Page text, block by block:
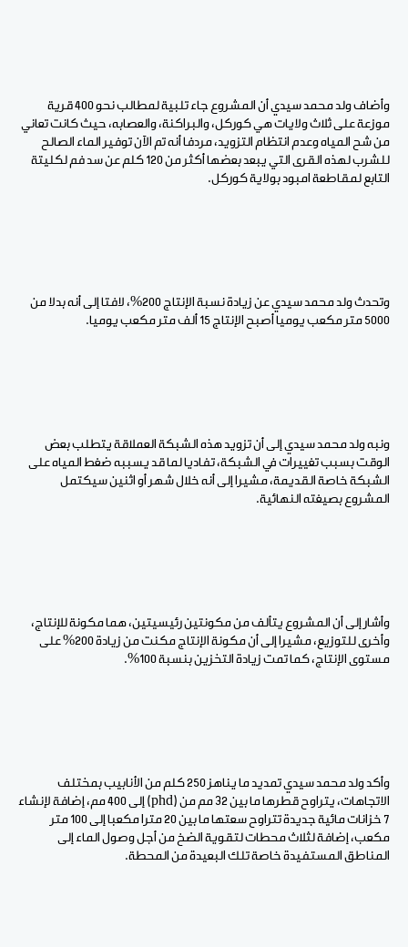
وأضاف ولد محمد سيدي أن المشروع جاء تلبية لمطالب نحو 400 قرية
موزعة على ثلاث ولايات هي كوركل، والبراكنة، والعصابه، حيث كانت تعاني
من شح المياه وعدم انتظام التزويد، مردفا أنه تم الآن توفير الماء الصالح
للشرب لهذه القرى التي يبعد بعضها أكثر من 120 كلم عن سد فم لكليتة
التابع لمقاطعة امبود بولاية كوركل.
وتحدث ولد محمد سيدي عن زيادة نسبة الإنتاج 200%، لافتا إلى أنه بدلا من
5000 متر مكعب يوميا أصبح الإنتاج 15 ألف متر مكعب يوميا.
ونبه ولد محمد سيدي إلى أن تزويد هذه الشبكة العملاقة يتطلب بعض
الوقت بسبب تغييرات في الشبكة، تفاديا لما قد يسببه ضغط المياه على
الشبكة خاصة القديمة، مشيرا إلى أنه خلال شهر أو اثنين سيكتمل
المشروع بصيغته النهائية.
وأشار إلى أن المشروع يتألف من مكونتين رئيسيتين، هما مكونة للإنتاج،
وأخرى للتوزيع، مشيرا إلى أن مكونة الإنتاج مكنت من زيادة 200% على
مستوى الإنتاج، كما تمت زيادة التخزين بنسبة 100%.
وأكد ولد محمد سيدي تمديد ما يناهز 250 كلم من الأنابيب بمختلف
الاتجاهات، يتراوح قطرها ما بين 32 مم من (phd) إلى 400 مم، إضافة لإنشاء
7 خزانات مائية جديدة تتراوح سعتها ما بين 20 مترا مكعبا إلى 100 متر
مكعب، إضافة لثلاث محطات لتقوية الضخ من أجل وصول الماء إلى
المناطق المستفيدة خاصة تلك البعيدة من المحطة.